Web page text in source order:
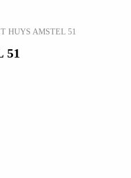
HUYS AMSTEL 51
51